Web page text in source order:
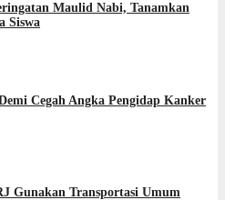
Maulid Nabi, Tanamkan
Siswa
Cegah Angka Pengidap Kanker
Gunakan Transportasi Umum